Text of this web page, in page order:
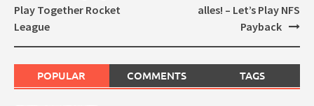
Play Together Rocket
League
alles! – Let’s Play NFS
Payback
POPULAR COMMENTS TAGS